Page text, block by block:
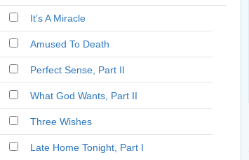
It’s A Miracle
Amused To Death
Perfect Sense, Part II
What God Wants, Part II
Three Wishes
Late Home Tonight, Part I